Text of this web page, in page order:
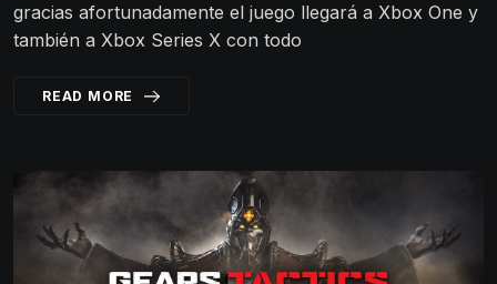
gracias afortunadamente el juego llegará a Xbox One y
también a Xbox Series X con todo
READ MORE